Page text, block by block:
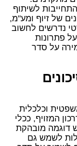
לשיתוף
של זיוף ומע"מ,
נדרשים לחשוב
פתרונות
על סדר
וכלכלית
המזויף, ככלי
דוגמה מובהקת
לשמש גם